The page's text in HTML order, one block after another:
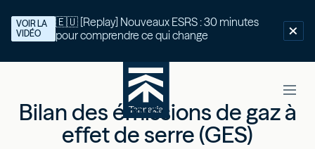
🇪🇺 [Replay] Nouveaux ESRS : 30 minutes
pour comprendre ce qui change
VOIR LA
VIDÉO
Bilan des émissions de gaz à
effet de serre (GES)